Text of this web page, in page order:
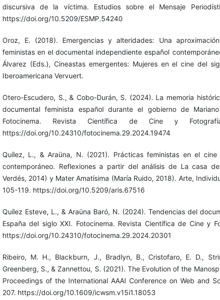
discursiva de la víctima. Estudios sobre el Mensaje
https://doi.org/10.5209/ESMP.54240
Oroz, E. (2018). Emergencias y alteridades: Una
feministas en el documental independiente español
Álvarez (Eds.), Cineastas emergentes: Mujeres en el cine del
Iberoamericana Vervuert.
Otero-Escudero, S., & Cobo-Durán, S. (2024). La memoria
documental feminista español durante el gobierno de
Fotocinema. Revista Científica de Cine y
https://doi.org/10.24310/fotocinema.29.2024.19474
Quílez, L., & Araüna, N. (2021). Prácticas feministas en el cine
contemporáneo. Reflexiones a partir del análisis de La casa
Verdés, 2014) y Mater Amatísima (María Ruido, 2018). Arte,
105-119. https://doi.org/10.5209/aris.67516
Quílez Esteve, L., & Araüna Baró, N. (2024). Tendencias del
España del siglo XXI. Fotocinema. Revista Científica de Cine y
https://doi.org/10.24310/fotocinema.29.2024.20301
Ribeiro, M. H., Blackburn, J., Bradlyn, B., Cristofaro, E. D.,
Greenberg, S., & Zannettou, S. (2021). The Evolution of the
Proceedings of the International AAAI Conference on Web and
207. https://doi.org/10.1609/icwsm.v15i1.18053